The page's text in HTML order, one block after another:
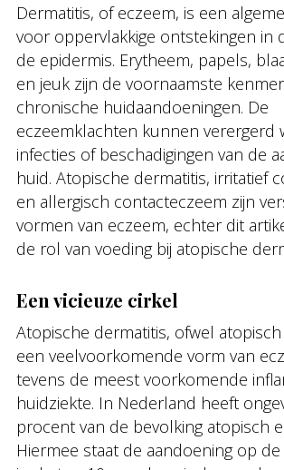
Dermatitis, of eczeem, is een
voor oppervlakkige ontstekingen in
de epidermis. Erytheem, papels,
en jeuk zijn de voornaamste
chronische huidaandoeningen. De
eczeemklachten kunnen verergerd
infecties of beschadigingen van de
huid. Atopische dermatitis, irritatief
en allergisch contacteczeem zijn
vormen van eczeem, echter dit
de rol van voeding bij atopische
Een vicieuze cirkel
Atopische dermatitis, ofwel atopisch
een veelvoorkomende vorm van
tevens de meest voorkomende
huidziekte. In Nederland heeft
procent van de bevolking atopisch
Hiermee staat de aandoening op